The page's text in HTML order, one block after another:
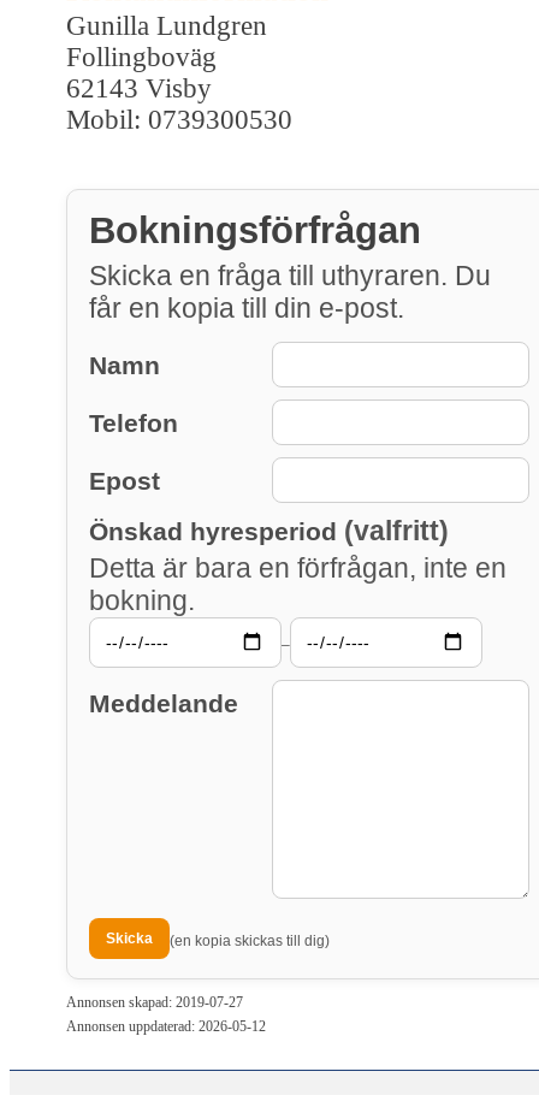
Gunilla Lundgren
Follingboväg
62143 Visby
Mobil: 0739300530
Bokningsförfrågan
Skicka en fråga till uthyraren. Du
får en kopia till din e-post.
Namn
Telefon
Epost
Önskad hyresperiod (valfritt)
Detta är bara en förfrågan, inte en
bokning.
–
Meddelande
(en kopia skickas till dig)
Annonsen skapad: 2019-07-27
Annonsen uppdaterad: 2026-05-12